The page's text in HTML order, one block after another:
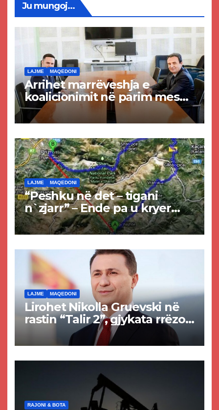
Ju mungoj...
LAJME MAQEDONI
Arrihet marrëveshja e
koalicionimit në parim mes
Kurtit dhe Abdixhikut
LAJME MAQEDONI
“Peshku në det – tigani
n`zjarr” – Ende pa u kryer
projekti i tunelit, komuna e
Tetovës nis punimet për
LAJME MAQEDONI
Lirohet Nikolla Gruevski në
rastin “Talir 2”, gjykata rrëzon
akuzat për ndërtimin e
paligjshëm të selisë së
RAJONI & BOTA